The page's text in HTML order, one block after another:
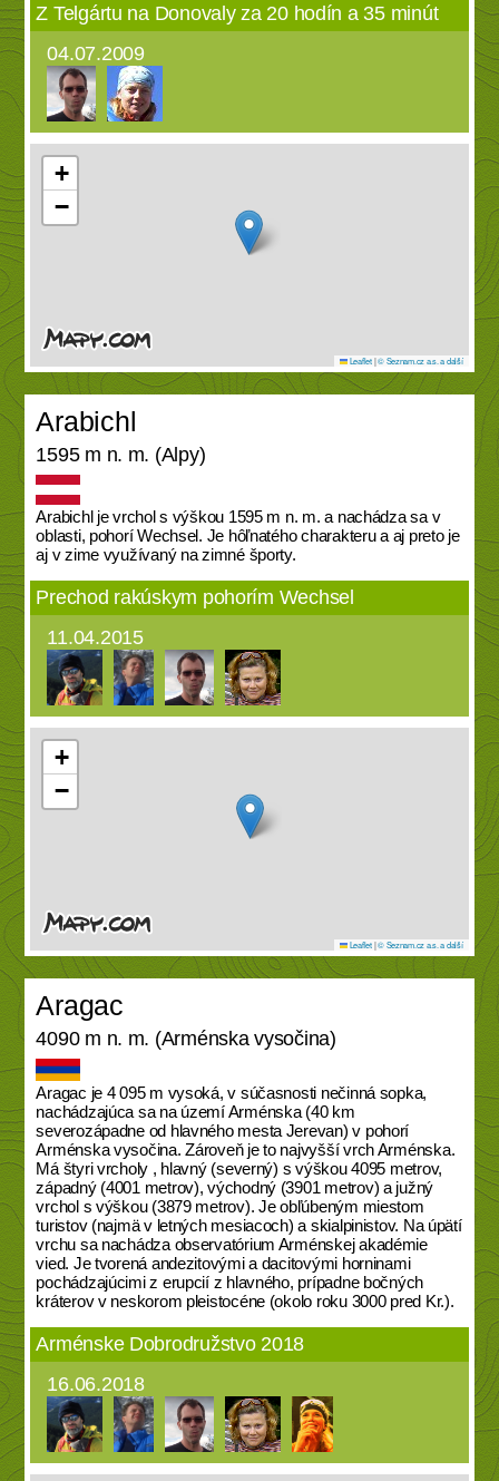
Z Telgártu na Donovaly za 20 hodín a 35 minút
04.07.2009
+
−
Leaflet|© Seznam.cz a.s. a další
Arabichl
1595 m n. m. (Alpy)
Arabichl je vrchol s výškou 1595 m n. m. a nachádza sa v
oblasti, pohorí Wechsel. Je hôľnatého charakteru a aj preto je
aj v zime využívaný na zimné športy.
Prechod rakúskym pohorím Wechsel
11.04.2015
+
−
Leaflet|© Seznam.cz a.s. a další
Aragac
4090 m n. m. (Arménska vysočina)
Aragac je 4 095 m vysoká, v súčasnosti nečinná sopka,
nachádzajúca sa na území Arménska (40 km
severozápadne od hlavného mesta Jerevan) v pohorí
Arménska vysočina. Zároveň je to najvyšší vrch Arménska.
Má štyri vrcholy , hlavný (severný) s výškou 4095 metrov,
západný (4001 metrov), východný (3901 metrov) a južný
vrchol s výškou (3879 metrov). Je obľúbeným miestom
turistov (najmä v letných mesiacoch) a skialpinistov. Na úpätí
vrchu sa nachádza observatórium Arménskej akadémie
vied. Je tvorená andezitovými a dacitovými horninami
pochádzajúcimi z erupcií z hlavného, prípadne bočných
kráterov v neskorom pleistocéne (okolo roku 3000 pred Kr.).
Arménske Dobrodružstvo 2018
16.06.2018